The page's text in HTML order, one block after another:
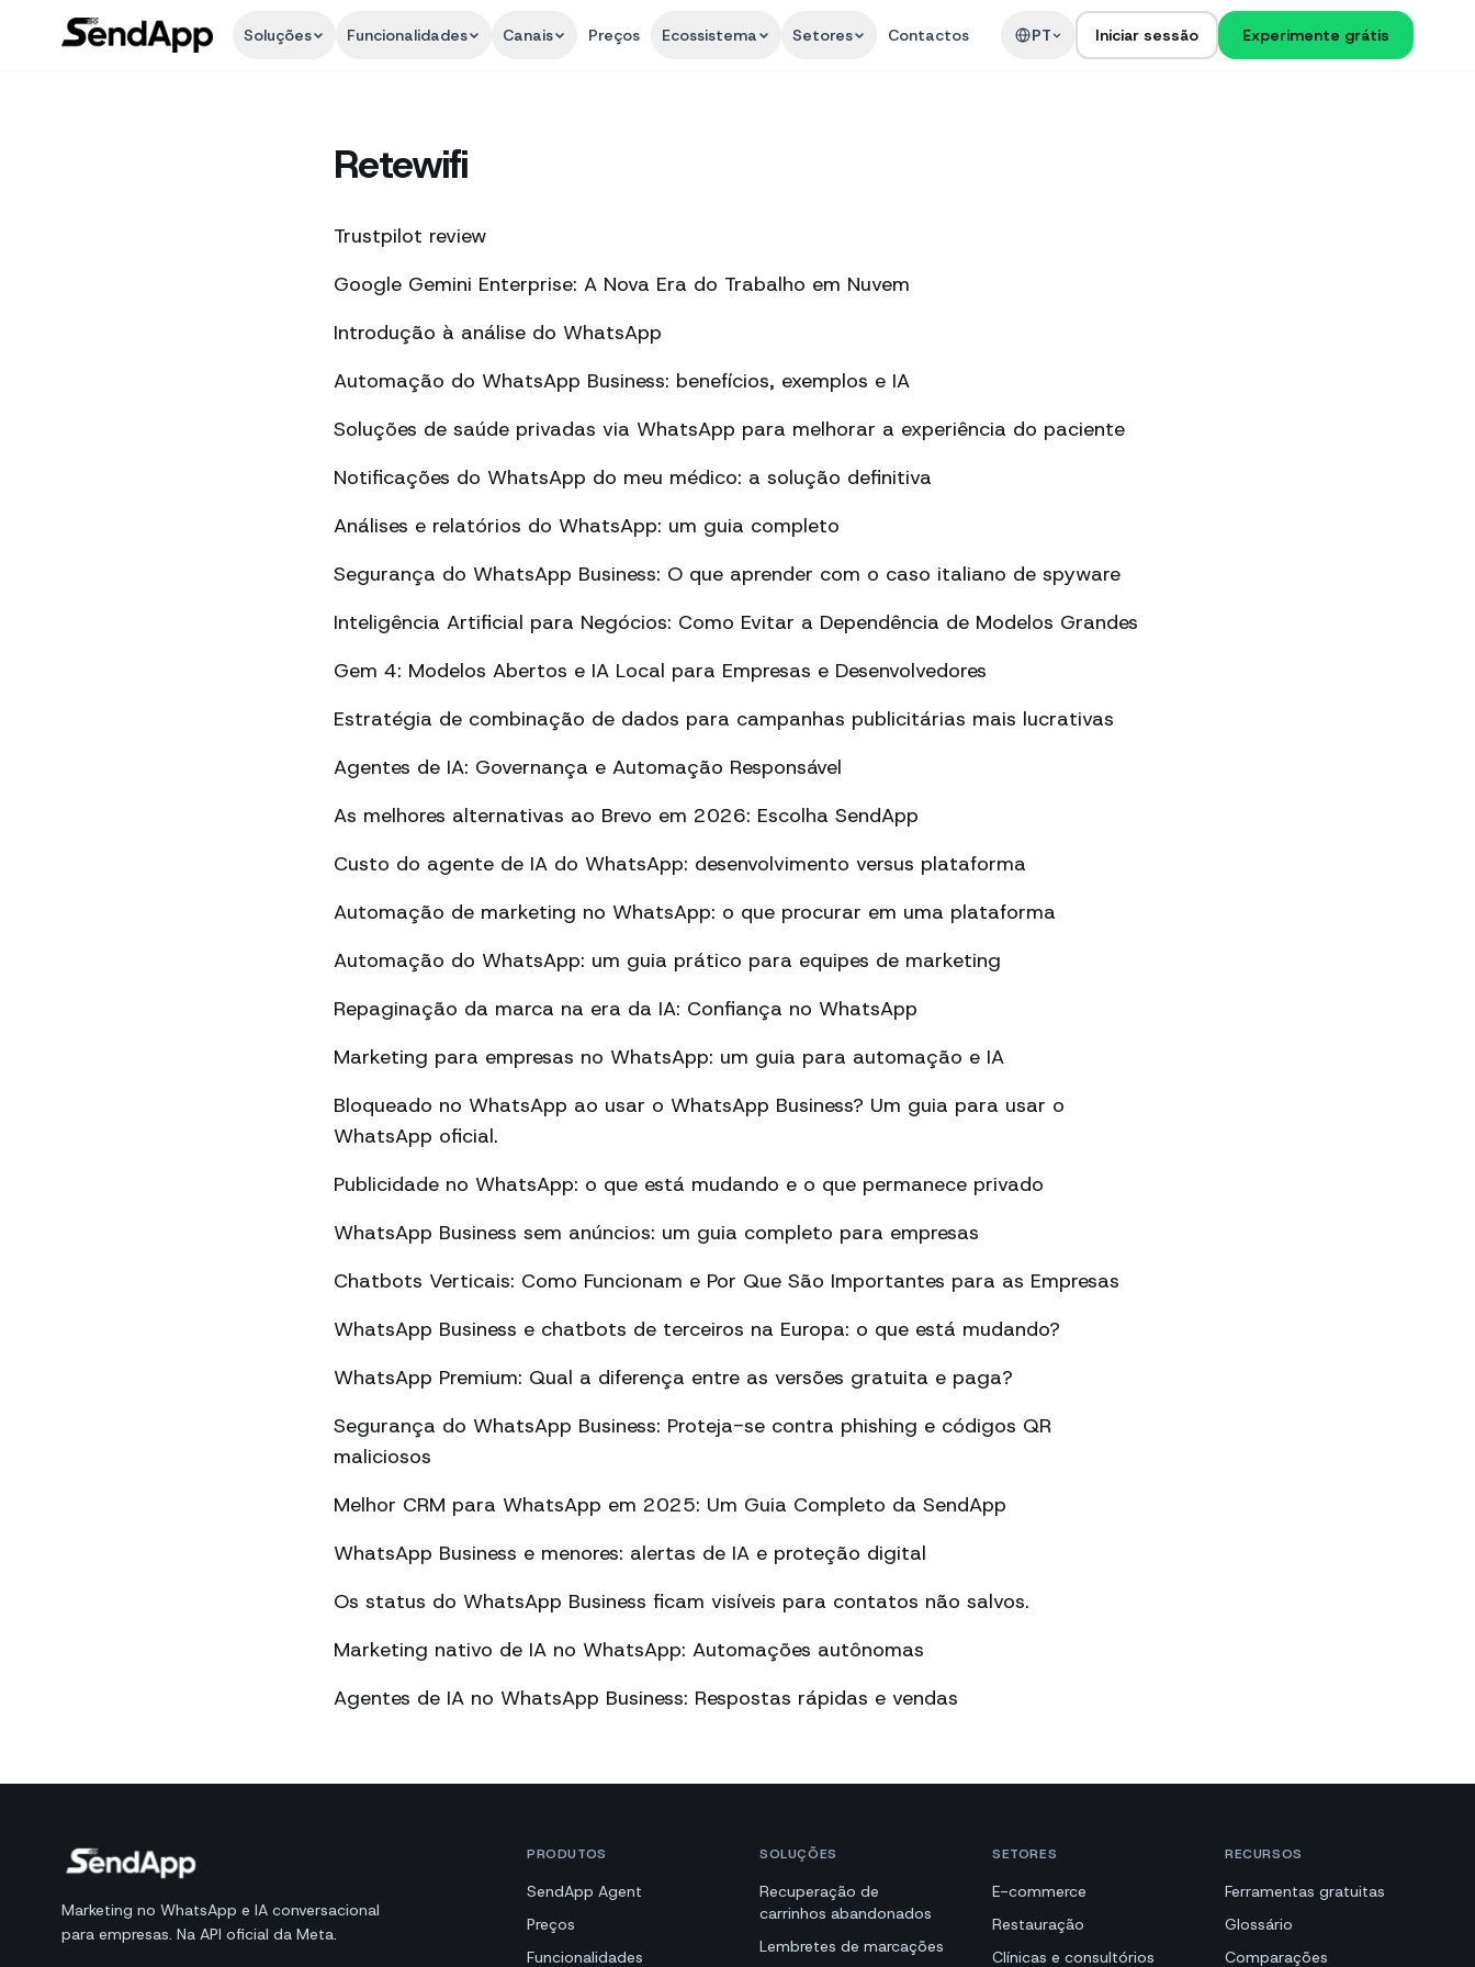
Soluções Funcionalidades Canais Preços Ecossistema Setores Contactos PT Iniciar sessão Experimente grátis
Retewifi
Trustpilot review
Google Gemini Enterprise: A Nova Era do Trabalho em Nuvem
Introdução à análise do WhatsApp
Automação do WhatsApp Business: benefícios, exemplos e IA
Soluções de saúde privadas via WhatsApp para melhorar a experiência do paciente
Notificações do WhatsApp do meu médico: a solução definitiva
Análises e relatórios do WhatsApp: um guia completo
Segurança do WhatsApp Business: O que aprender com o caso italiano de spyware
Inteligência Artificial para Negócios: Como Evitar a Dependência de Modelos Grandes
Gem 4: Modelos Abertos e IA Local para Empresas e Desenvolvedores
Estratégia de combinação de dados para campanhas publicitárias mais lucrativas
Agentes de IA: Governança e Automação Responsável
As melhores alternativas ao Brevo em 2026: Escolha SendApp
Custo do agente de IA do WhatsApp: desenvolvimento versus plataforma
Automação de marketing no WhatsApp: o que procurar em uma plataforma
Automação do WhatsApp: um guia prático para equipes de marketing
Repaginação da marca na era da IA: Confiança no WhatsApp
Marketing para empresas no WhatsApp: um guia para automação e IA
Bloqueado no WhatsApp ao usar o WhatsApp Business? Um guia para usar o
WhatsApp oficial.
Publicidade no WhatsApp: o que está mudando e o que permanece privado
WhatsApp Business sem anúncios: um guia completo para empresas
Chatbots Verticais: Como Funcionam e Por Que São Importantes para as Empresas
WhatsApp Business e chatbots de terceiros na Europa: o que está mudando?
WhatsApp Premium: Qual a diferença entre as versões gratuita e paga?
Segurança do WhatsApp Business: Proteja-se contra phishing e códigos QR
maliciosos
Melhor CRM para WhatsApp em 2025: Um Guia Completo da SendApp
WhatsApp Business e menores: alertas de IA e proteção digital
Os status do WhatsApp Business ficam visíveis para contatos não salvos.
Marketing nativo de IA no WhatsApp: Automações autônomas
Agentes de IA no WhatsApp Business: Respostas rápidas e vendas
Marketing no WhatsApp e IA conversacional
para empresas. Na API oficial da Meta.
PRODUTOS
SendApp Agent
Preços
Funcionalidades
SOLUÇÕES
Recuperação de
carrinhos abandonados
Lembretes de marcações
SETORES
E-commerce
Restauração
Clínicas e consultórios
RECURSOS
Ferramentas gratuitas
Glossário
Comparações